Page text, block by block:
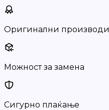
Оригинални производи
Можност за замена
Сигурно плаќање